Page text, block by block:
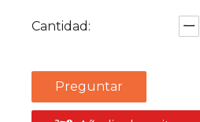
Cantidad:
Preguntar